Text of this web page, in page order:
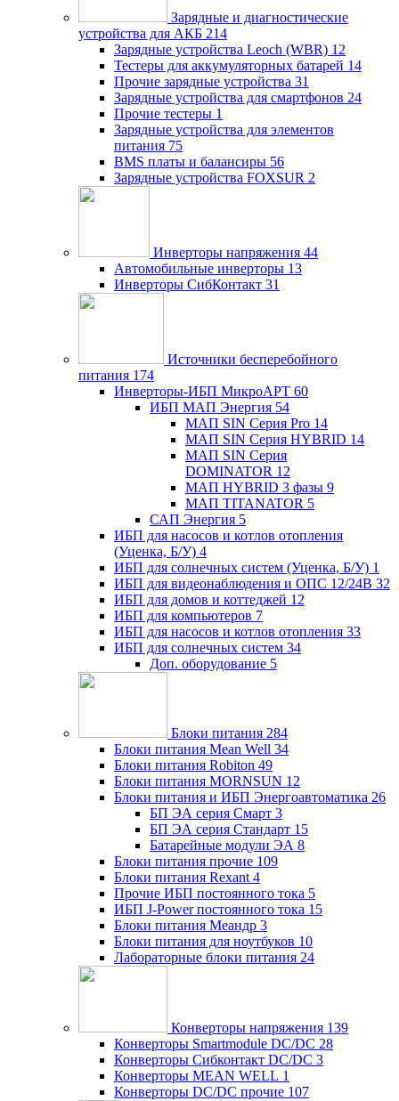
Зарядные и диагностические
устройства для АКБ 214
Зарядные устройства Leoch (WBR) 12
Тестеры для аккумуляторных батарей 14
Прочие зарядные устройства 31
Зарядные устройства для смартфонов 24
Прочие тестеры 1
Зарядные устройства для элементов
питания 75
BMS платы и балансиры 56
Зарядные устройства FOXSUR 2
Инверторы напряжения 44
Автомобильные инверторы 13
Инверторы СибКонтакт 31
Источники бесперебойного
питания 174
Инверторы-ИБП МикроАРТ 60
ИБП МАП Энергия 54
МАП SIN Серия Pro 14
МАП SIN Серия HYBRID 14
МАП SIN Серия
DOMINATOR 12
МАП HYBRID 3 фазы 9
МАП TITANATOR 5
САП Энергия 5
ИБП для насосов и котлов отопления
(Уценка, Б/У) 4
ИБП для солнечных систем (Уценка, Б/У) 1
ИБП для видеонаблюдения и ОПС 12/24В 32
ИБП для домов и коттеджей 12
ИБП для компьютеров 7
ИБП для насосов и котлов отопления 33
ИБП для солнечных систем 34
Доп. оборудование 5
Блоки питания 284
Блоки питания Mean Well 34
Блоки питания Robiton 49
Блоки питания MORNSUN 12
Блоки питания и ИБП Энергоавтоматика 26
БП ЭА серия Смарт 3
БП ЭА серия Стандарт 15
Батарейные модули ЭА 8
Блоки питания прочие 109
Блоки питания Rexant 4
Прочие ИБП постоянного тока 5
ИБП J-Power постоянного тока 15
Блоки питания Меандр 3
Блоки питания для ноутбуков 10
Лабораторные блоки питания 24
Конверторы напряжения 139
Конверторы Smartmodule DC/DC 28
Конверторы Сибконтакт DC/DC 3
Конверторы MEAN WELL 1
Конверторы DC/DC прочие 107